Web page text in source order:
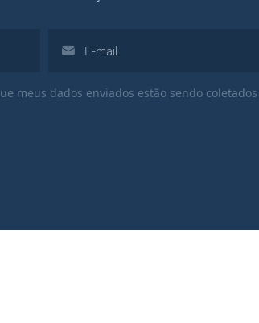
meus dados enviados estão sendo